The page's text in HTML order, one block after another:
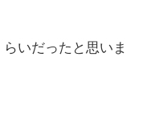
いだったと思いま